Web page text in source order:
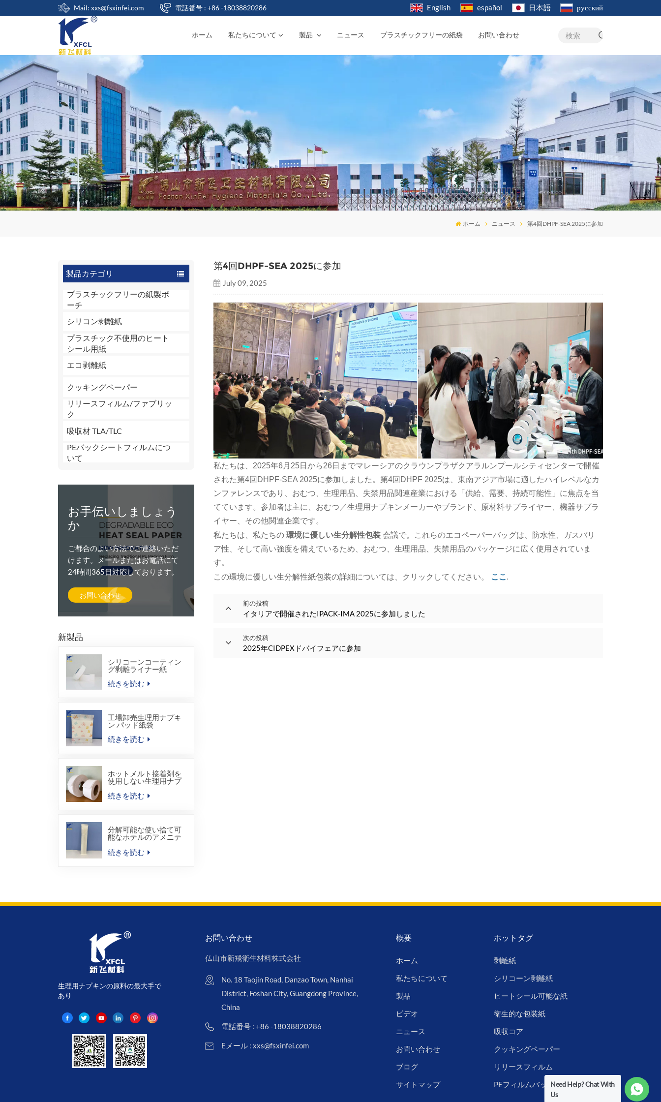
Mail: xxs@fsxinfei.com 電話番号 : +86 -18038820286 English español 日本語 русский
ホーム 私たちについて 製品 ニュース プラスチックフリーの紙袋 お問い合わせ 検索
ホーム ニュース 第4回DHPF-SEA 2025に参加
製品カテゴリ
プラスチックフリーの紙製ポ
ーチ
シリコン剥離紙
プラスチック不使用のヒート
シール用紙
エコ剥離紙
クッキングペーパー
リリースフィルム/ファブリッ
ク
吸収材 TLA/TLC
PEバックシートフィルムにつ
いて
お手伝いしましょう
か
ご都合のよい方法でご連絡いただ
けます。メールまたはお電話にて
24時間365日対応しております。
お問い合わせ
新製品
シリコーンコーティン
グ剥離ライナー紙
続きを読む
工場卸売生理用ナプキ
ン パッド紙袋
続きを読む
ホットメルト接着剤を
使用しない生理用ナプ
キン用吸収芯材
続きを読む
分解可能な使い捨て可
能なホテルのアメニテ
ィ キットのヒート シー
ル包装袋
続きを読む
第4回DHPF-SEA 2025に参加
July 09, 2025
私たちは、2025年6月25日から26日までマレーシアのクラウンプラザクアラルンプールシティセンターで開催
された第4回DHPF-SEA 2025に参加しました。第4回DHPF 2025は、東南アジア市場に適したハイレベルなカ
ンファレンスであり、おむつ、生理用品、失禁用品関連産業における「供給、需要、持続可能性」に焦点を当
てています。参加者は主に、おむつ／生理用ナプキンメーカーやブランド、原材料サプライヤー、機器サプラ
イヤー、その他関連企業です。
私たちは、私たちの環境に優しい生分解性包装 会議で。これらのエコペーパーバッグは、防水性、ガスバリ
ア性、そして高い強度を備えているため、おむつ、生理用品、失禁用品のパッケージに広く使用されていま
す。
この環境に優しい生分解性紙包装の詳細については、クリックしてください。 ここ .
前の投稿
イタリアで開催されたIPACK-IMA 2025に参加しました
次の投稿
2025年CIDPEXドバイフェアに参加
生理用ナプキンの原料の最大手で
あり
お問い合わせ
仏山市新飛衛生材料株式会社
No. 18 Taojin Road, Danzao Town, Nanhai
District, Foshan City, Guangdong Province,
China
電話番号 : +86 -18038820286
Eメール : xxs@fsxinfei.com
概要
ホーム
私たちについて
製品
ビデオ
ニュース
お問い合わせ
ブログ
サイトマップ
ホットタグ
剥離紙
シリコーン剥離紙
ヒートシール可能な紙
衛生的な包装紙
吸収コア
クッキングペーパー
リリースフィルム
PEフィルムバックシートNeed Help? Chat With
Us